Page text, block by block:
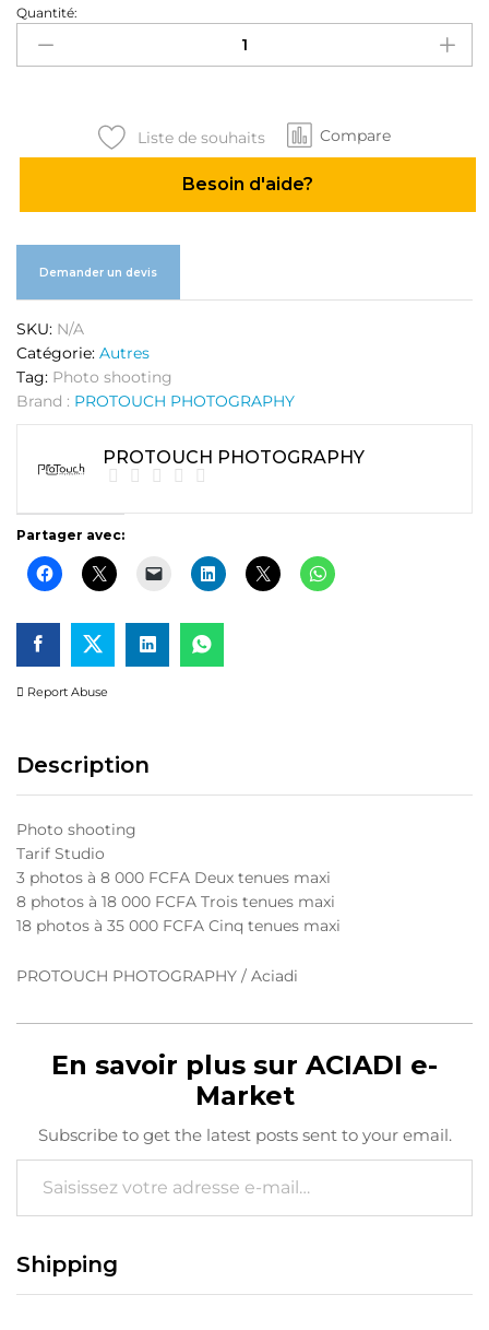
Photo
shooting
studio
Quantité:
Liste de souhaits Compare
Besoin d'aide?
Demander un devis
SKU: N/A
Catégorie: Autres
Tag: Photo shooting
Brand : PROTOUCH PHOTOGRAPHY
PROTOUCH PHOTOGRAPHY
Partager avec:
Report Abuse
Description
Photo shooting
Tarif Studio
3 photos à 8 000 FCFA Deux tenues maxi
8 photos à 18 000 FCFA Trois tenues maxi
18 photos à 35 000 FCFA Cinq tenues maxi
PROTOUCH PHOTOGRAPHY / Aciadi
En savoir plus sur ACIADI e-
Market
Subscribe to get the latest posts sent to your email.
Saisissez votre adresse e-mail…
Shipping